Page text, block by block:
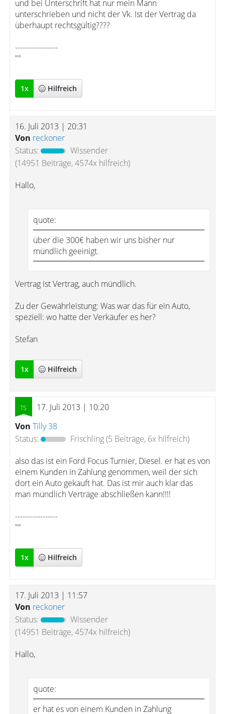
und bei Unterschrift hat nur mein Mann
unterschrieben und nicht der Vk. Ist der Vertrag da
überhaupt rechtsgültig????
-----------------
""
1x Hilfreich
16. Juli 2013 | 20:31
Von reckoner
Status:
Wissender
(14951 Beiträge, 4574x hilfreich)
Hallo,
quote:
über die 300€ haben wir uns bisher nur
mündlich geeinigt.
Vertrag ist Vertrag, auch mündlich.
Zu der Gewährleistung: Was war das für ein Auto,
speziell: wo hatte der Verkäufer es her?
Stefan
1x Hilfreich
17. Juli 2013 | 10:20
Von Tilly 38
Status:
Frischling(5 Beiträge, 6x hilfreich)
also das ist ein Ford Focus Turnier, Diesel. er hat es von
einem Kunden in Zahlung genommen, weil der sich
dort ein Auto gekauft hat. Das ist mir auch klar das
man mündlich Verträge abschließen kann!!!!
-----------------
""
1x Hilfreich
17. Juli 2013 | 11:57
Von reckoner
Status:
Wissender
(14951 Beiträge, 4574x hilfreich)
Hallo,
quote:
er hat es von einem Kunden in Zahlung